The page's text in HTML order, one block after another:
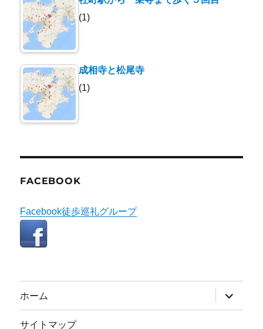
(1)
成相寺と松尾寺
(1)
FACEBOOK
Facebook徒歩巡礼グループ
ホーム
ブ
メ
サイトマップ